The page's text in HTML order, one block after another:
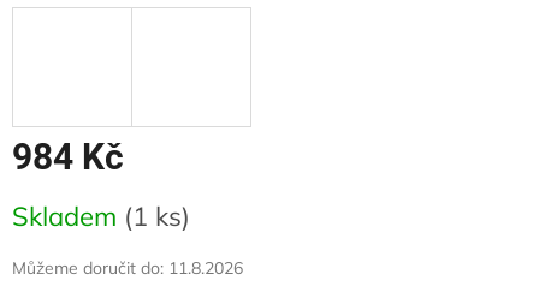
984 Kč
cena:
Skladem (1 ks)
Můžeme doručit do: 11.8.2026